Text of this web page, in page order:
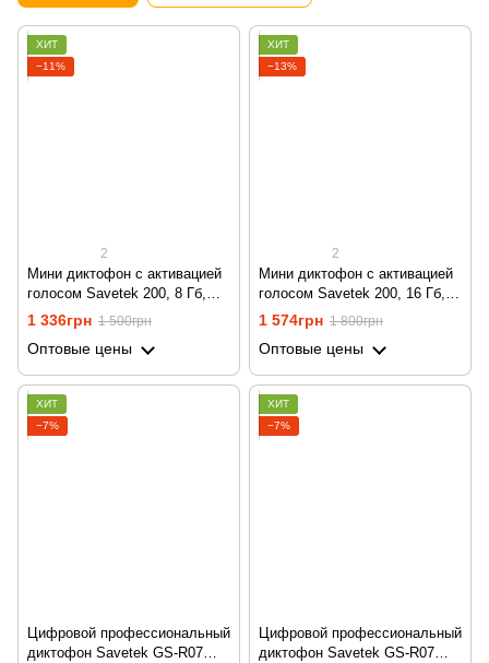
ХИТ
−11%
2
Мини диктофон с активацией
голосом Savetek 200, 8 Гб,
VOX, 12 часов записи
1 336грн 1 500грн
Оптовые цены
ХИТ
−13%
2
Мини диктофон с активацией
голосом Savetek 200, 16 Гб,
VOX, 12 часов записи
1 574грн 1 800грн
Оптовые цены
ХИТ
−7%
Цифровой профессиональный
диктофон Savetek GS-R07
ХИТ
−7%
Цифровой профессиональный
диктофон Savetek GS-R07